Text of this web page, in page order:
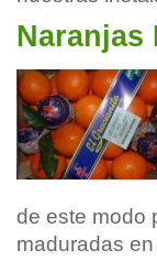
Naranjas
de este modo
maduradas